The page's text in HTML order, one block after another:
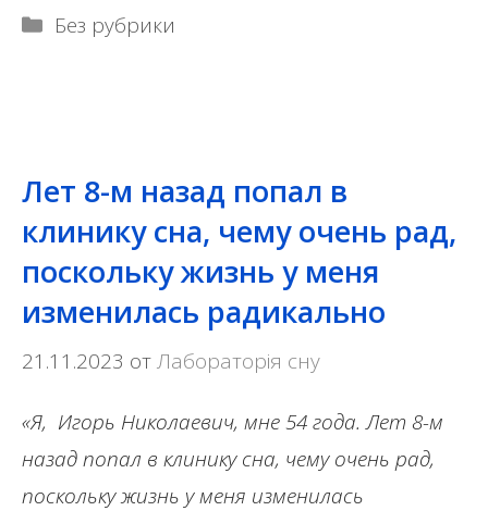
Рубрики
Без рубрики
Лет 8-м назад попал в
клинику сна, чему очень рад,
поскольку жизнь у меня
изменилась радикально
21.11.2023 отЛабораторія сну
«Я, Игорь Николаевич, мне 54 года. Лет 8-м
назад попал в клинику сна, чему очень рад,
поскольку жизнь у меня изменилась